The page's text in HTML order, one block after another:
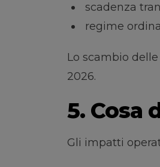
scadenza
regime
Lo scambio
2026.
5. Cosa
Gli impatti